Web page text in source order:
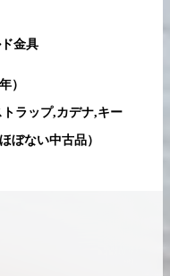
金具
）
ラップ,カデナ,キー
ぼない中古品）